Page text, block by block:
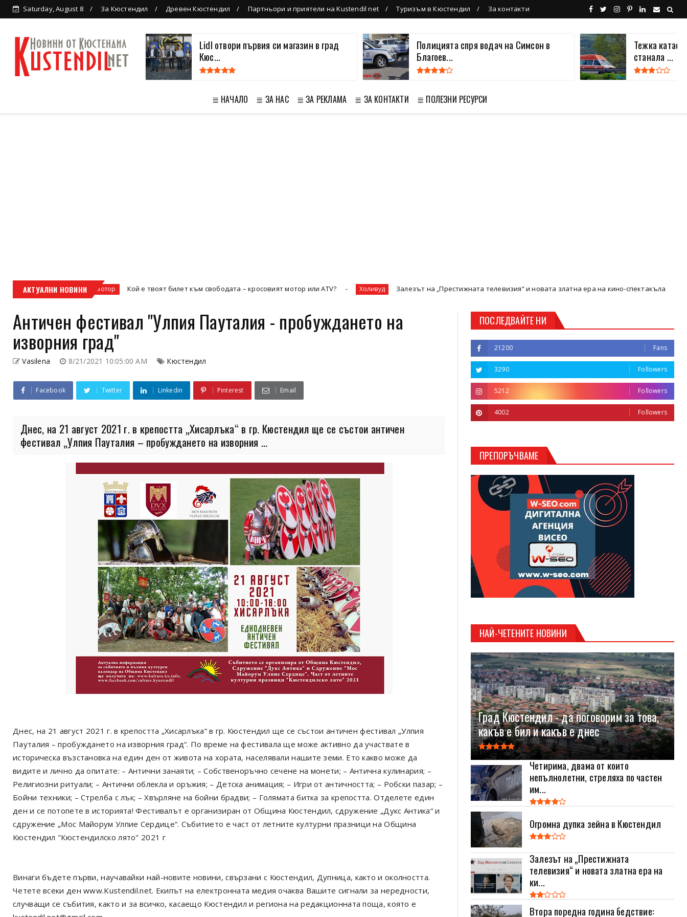
Saturday, August 8 За Кюстендил Древен Кюстендил Партньори и приятели на Kustendil net Туризъм в Кюстендил За контакти
Lidl отвори първия си магазин в град
Кюс...
Полицията спря водач на Симсон в
Благоев...
Тежка
станала ...
≣ НАЧАЛО ≣ ЗА НАС ≣ ЗА РЕКЛАМА ≣ ЗА КОНТАКТИ ≣ ПОЛЕЗНИ РЕСУРСИ
АКТУАЛНИ НОВИНИ
кросов мотор Кой е твоят билет към свободата – кросовият мотор или ATV? Холивуд Залезът на „Престижната телевизия“ и новата златна ера на кино-спектакъла Кюстендил
Античен фестивал "Улпия Пауталия - пробуждането на
изворния град"
Vasilena 8/21/2021 10:05:00 AM Кюстендил
Facebook Twitter Linkedin Pinterest Email
Днес, на 21 август 2021 г. в крепостта „Хисарлъка“ в гр. Кюстендил ще се състои античен
фестивал „Улпия Пауталия – пробуждането на изворния ...
Днес, на 21 август 2021 г. в крепостта „Хисарлъка“ в гр. Кюстендил ще се състои античен фестивал „Улпия
Пауталия – пробуждането на изворния град“. По време на фестивала ще може активно да участвате в
историческа възстановка на един ден от живота на хората, населявали нашите земи. Ето какво може да
видите и лично да опитате: – Антични занаяти; – Собственоръчно сечене на монети; – Антична кулинария; –
Религиозни ритуали; – Антични облекла и оръжия; – Детска анимация; – Игри от античността; – Робски пазар; –
Бойни техники; – Стрелба с лък; – Хвърляне на бойни брадви; – Голямата битка за крепостта. Отделете един
ден и се потопете в историята! Фестивалът е организиран от Община Кюстендил, сдружение „Дукс Антика“ и
сдружение „Мос Майорум Улпие Сердице“. Събитието е част от летните културни празници на Община
Кюстендил "Кюстендилско лято" 2021 г
Винаги бъдете първи, научавайки най-новите новини, свързани с Кюстендил, Дупница, както и околността.
Четете всеки ден www.Kustendil.net. Екипът на електронната медия очаква Вашите сигнали за нередности,
случващи се събития, както и за всичко, касаещо Кюстендил и региона на редакционната поща, която е
ПОСЛЕДВАЙТЕ НИ
21200 Fans
3290 Followers
5212 Followers
4002 Followers
ПРЕПОРЪЧВАМЕ
НАЙ-ЧЕТЕНИТЕ НОВИНИ
Град Кюстендил - да поговорим за това,
какъв е бил и какъв е днес
Четирима, двама от които
непълнолетни, стреляха по частен
им...
Огромна дупка зейна в Кюстендил
Залезът на „Престижната
телевизия“ и новата златна ера на
ки...
Втора поредна година бедствие: